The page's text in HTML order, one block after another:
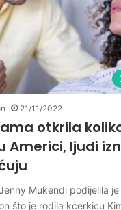
21/11/2022
otkrila
Americi, ljudi
Mukendi podijelila
što je rodila kćerkicu